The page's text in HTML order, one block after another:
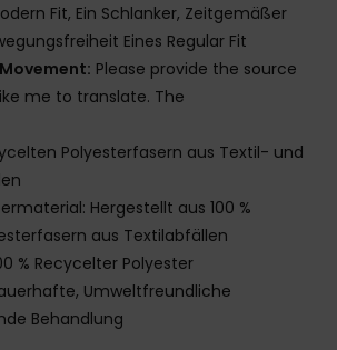
Fit, Ein Schlanker, Zeitgemäßer
Eines Regular Fit
Please provide the source
me to translate. The
Polyesterfasern aus Textil- und
Hergestellt aus 100 %
aus Textilabfällen
% Recycelter Polyester
Umweltfreundliche
Behandlung